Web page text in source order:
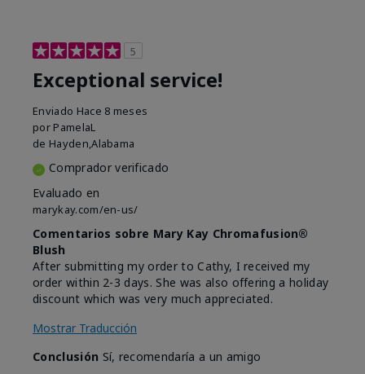
5
Exceptional service!
Enviado Hace 8 meses
por PamelaL
de Hayden,Alabama
Comprador verificado
Evaluado en
marykay.com/en-us/
Comentarios sobre Mary Kay Chromafusion®
Blush
After submitting my order to Cathy, I received my
order within 2-3 days. She was also offering a holiday
discount which was very much appreciated.
Mostrar Traducción
Conclusión Sí, recomendaría a un amigo